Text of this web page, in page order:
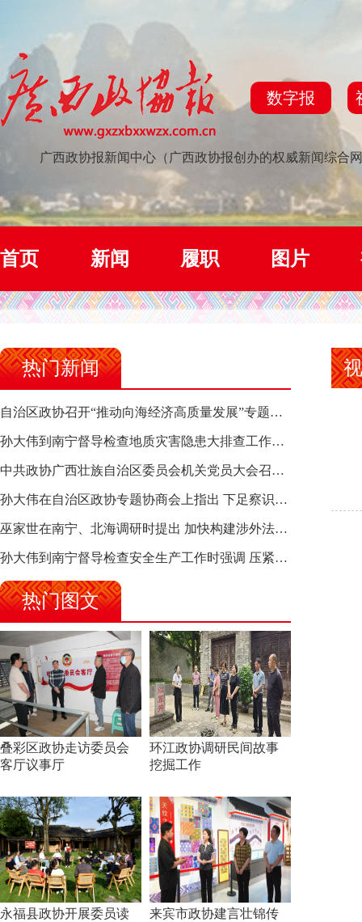
数字报
广西政协报新闻中心（广西政协报创办的权威新闻综合
首页 新闻 履职 图片
热门新闻
自治区政协召开“推动向海经济高质量发展”专题调研座谈会 钱学明出席并讲话
孙大伟到南宁督导检查地质灾害隐患大排查工作时强调 筑牢地质灾害安全防线 全力保障人民群众生命财产安全
中共政协广西壮族自治区委员会机关党员大会召开 选举产生新一届机关党委、机关纪委
孙大伟在自治区政协专题协商会上指出 下足察识谋督之功 恪尽服务大局之责 助推有色金属、关键金属产业高质量发展
巫家世在南宁、北海调研时提出 加快构建涉外法律供给集群 护航向海经济高质量发展
孙大伟到南宁督导检查安全生产工作时强调 压紧压实责任 狠抓隐患整治 坚决筑牢安全生产防线
热门图文
叠彩区政协走访委员会
客厅议事厅
环江政协调研民间故事
挖掘工作
永福县政协开展委员读
来宾市政协建言壮锦传